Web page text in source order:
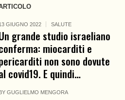
GIUGNO 2022 SALUTE
grande studio israeliano
miocarditi e
non sono dovute
covid19. E quindi…
GUGLIELMO MENGORA